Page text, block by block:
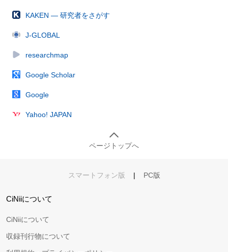
KAKEN — 研究者をさがす
J-GLOBAL
researchmap
Google Scholar
Google
Yahoo! JAPAN
ページトップへ
スマートフォン版 | PC版
CiNiiについて
CiNiiについて
収録刊行物について